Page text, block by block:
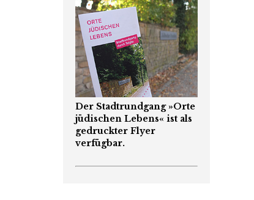
Der Stadtrundgang »Orte
jüdischen Lebens« ist als
gedruckter Flyer
verfügbar.